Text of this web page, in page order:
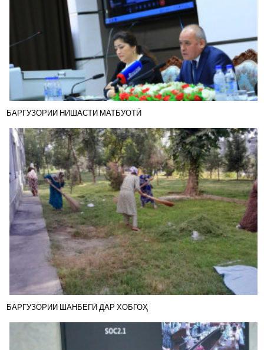
БАРГУЗОРИИ НИШАСТИ МАТБУОТӢ
БАРГУЗОРИИ ШАНБЕГӢ ДАР ХОБГОҲ